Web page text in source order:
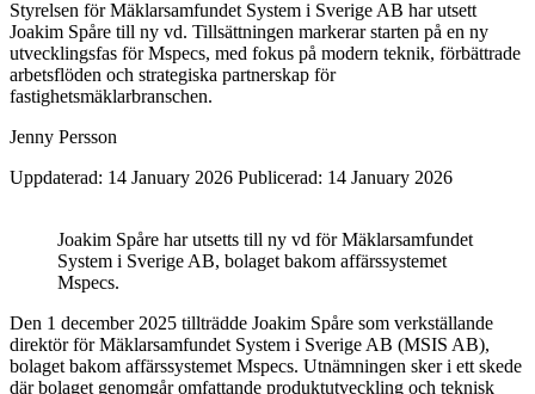
Styrelsen för Mäklarsamfundet System i Sverige AB har utsett
Joakim Spåre till ny vd. Tillsättningen markerar starten på en ny
utvecklingsfas för Mspecs, med fokus på modern teknik, förbättrade
arbetsflöden och strategiska partnerskap för
fastighetsmäklarbranschen.
Jenny Persson
Uppdaterad: 14 January 2026 Publicerad: 14 January 2026
Joakim Spåre har utsetts till ny vd för Mäklarsamfundet
System i Sverige AB, bolaget bakom affärssystemet
Mspecs.
Den 1 december 2025 tillträdde Joakim Spåre som verkställande
direktör för Mäklarsamfundet System i Sverige AB (MSIS AB),
bolaget bakom affärssystemet Mspecs. Utnämningen sker i ett skede
där bolaget genomgår omfattande produktutveckling och teknisk